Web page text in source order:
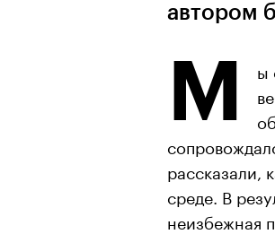
автором
М
ы
рассказали,
среде. В
неизбежная